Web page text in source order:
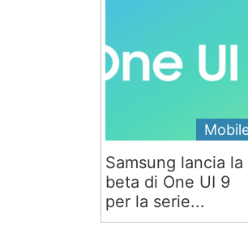
Samsung lancia la
beta di One UI 9
per la serie...